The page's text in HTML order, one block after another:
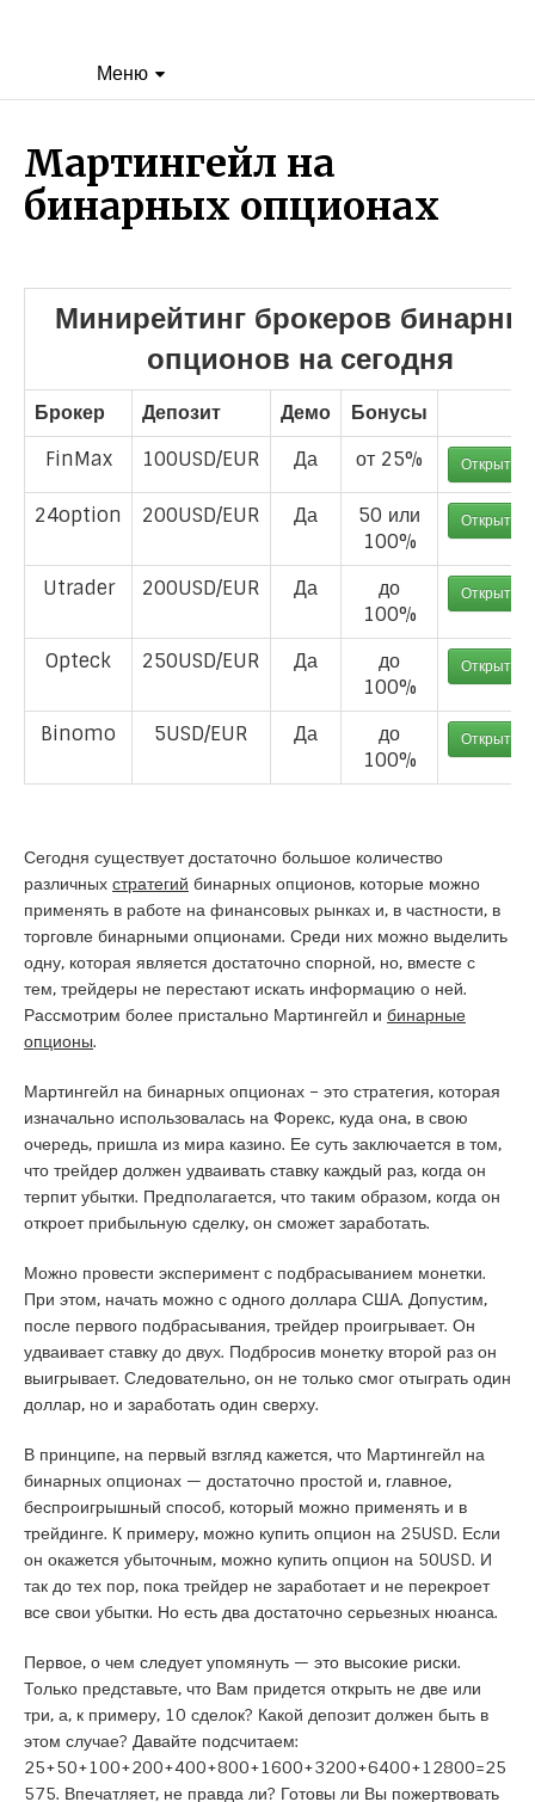
Меню
Мартингейл на
бинарных опционах
Минирейтинг брокеров
опционов на сегодня
Брокер Депозит Демо
Бонусы
FinMax
100USD/EUR Да от 25% Открыть
24option 200USD/EUR Да
50 или
100%
Открыть
Utrader 200USD/EUR Да
до
100%
Открыть
Opteck 250USD/EUR Да
до
100%
Открыть
Binomo 5USD/EUR Да
до
100%
Открыть
Сегодня существует достаточно большое количество
различных стратегий бинарных опционов, которые можно
применять в работе на финансовых рынках и, в частности, в
торговле бинарными опционами. Среди них можно выделить
одну, которая является достаточно спорной, но, вместе с
тем, трейдеры не перестают искать информацию о ней.
Рассмотрим более пристально Мартингейл и бинарные
опционы.
Мартингейл на бинарных опционах – это стратегия, которая
изначально использовалась на Форекс, куда она, в свою
очередь, пришла из мира казино. Ее суть заключается в том,
что трейдер должен удваивать ставку каждый раз, когда он
терпит убытки. Предполагается, что таким образом, когда он
откроет прибыльную сделку, он сможет заработать.
Можно провести эксперимент с подбрасыванием монетки.
При этом, начать можно с одного доллара США. Допустим,
после первого подбрасывания, трейдер проигрывает. Он
удваивает ставку до двух. Подбросив монетку второй раз он
выигрывает. Следовательно, он не только смог отыграть один
доллар, но и заработать один сверху.
В принципе, на первый взгляд кажется, что Мартингейл на
бинарных опционах — достаточно простой и, главное,
беспроигрышный способ, который можно применять и в
трейдинге. К примеру, можно купить опцион на 25USD. Если
он окажется убыточным, можно купить опцион на 50USD. И
так до тех пор, пока трейдер не заработает и не перекроет
все свои убытки. Но есть два достаточно серьезных нюанса.
Первое, о чем следует упомянуть — это высокие риски.
Только представьте, что Вам придется открыть не две или
три, а, к примеру, 10 сделок? Какой депозит должен быть в
этом случае? Давайте подсчитаем:
25+50+100+200+400+800+1600+3200+6400+12800=25
575. Впечатляет, не правда ли? Готовы ли Вы пожертвовать